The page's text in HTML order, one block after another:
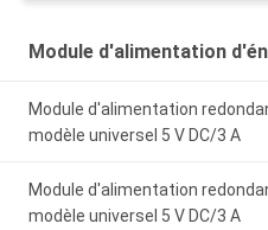
Module d'alimentation
Module d'alimentation
modèle universel 5 V DC/3 A
Module d'alimentation
modèle universel 5 V DC/3 A